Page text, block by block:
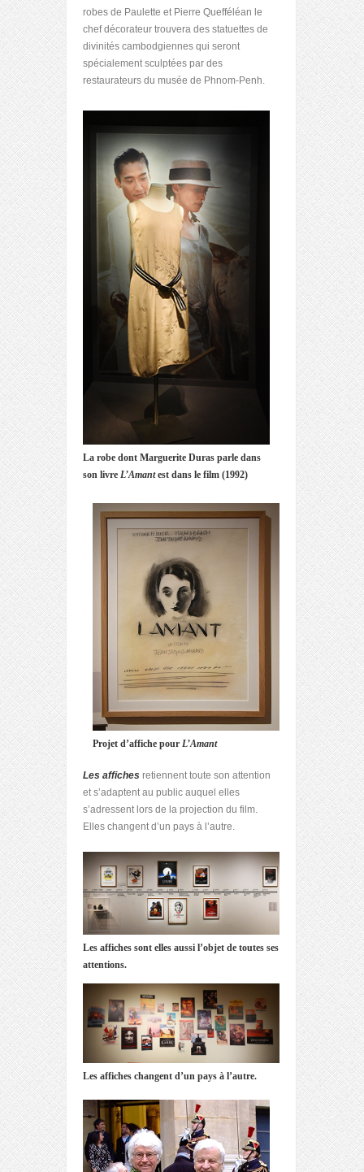
robes de Paulette et Pierre Quefféléan le
chef décorateur trouvera des statuettes de
divinités cambodgiennes qui seront
spécialement sculptées par des
restaurateurs du musée de Phnom-Penh.
La robe dont Marguerite Duras parle dans
son livre L’Amantest dans le film (1992)
Projet d’affiche pour L’Amant
Les affiches retiennent toute son attention
et s’adaptent au public auquel elles
s’adressent lors de la projection du film.
Elles changent d’un pays à l’autre.
Les affiches sont elles aussi l’objet de toutes ses
attentions.
Les affiches changent d’un pays à l’autre.